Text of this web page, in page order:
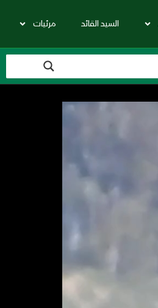
السيد القائد مرئيات